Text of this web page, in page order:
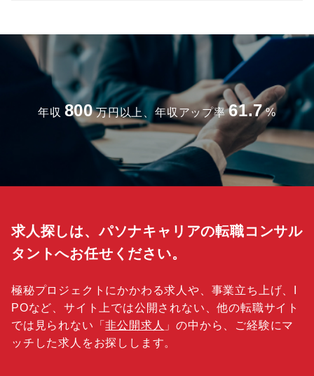
年収 800 万円以上、年収アップ率 61.7 %
求人探しは、パソナキャリアの転職コンサル
タントへお任せください。
極秘プロジェクトにかかわる求人や、事業立ち上げ、I
POなど、サイト上では公開されない、他の転職サイト
では見られない「非公開求人 」の中から、ご経験にマ
ッチした求人をお探しします。